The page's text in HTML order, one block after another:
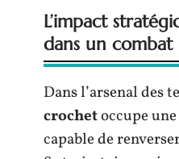
L’impact
dans un combat
Dans l’arsenal des
crochetoccupe
capable de